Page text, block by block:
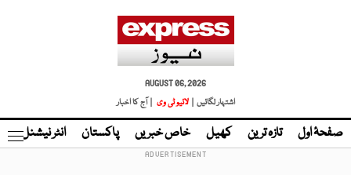
AUGUST 06, 2026
اشتہار لگائیں |
لائیو ٹی وی | آج کا اخبار
صفحۂ اول تازہ ترین کھیل خاص خبریں پاکستان انٹر نیشنل